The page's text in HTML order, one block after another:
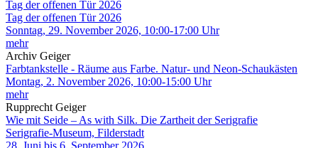
Tag der offenen Tür 2026
Tag der offenen Tür 2026
Sonntag, 29. November 2026, 10:00-17:00 Uhr
mehr
Archiv Geiger
Farbtankstelle - Räume aus Farbe. Natur- und Neon-Schaukästen
Montag, 2. November 2026, 10:00-15:00 Uhr
mehr
Rupprecht Geiger
Wie mit Seide – As with Silk. Die Zartheit der Serigrafie
Serigrafie-Museum, Filderstadt
28. Juni bis 6. September 2026